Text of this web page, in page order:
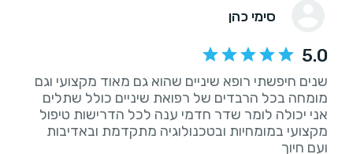
סימי כהן
5.0
שנים חיפשתי רופא שיניים שהוא גם מאוד מקצועי וגם
אני יכולה לומר שדר חדמי ענה לכל הדרישות טיפול
מקצועי במומחיות ובטכנולוגיה מתקדמת ובאדיבות